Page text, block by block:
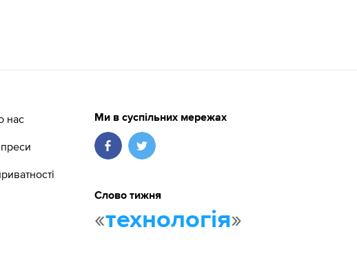
нас Ми в суспільних мережах
Слово тижня
«технологія»